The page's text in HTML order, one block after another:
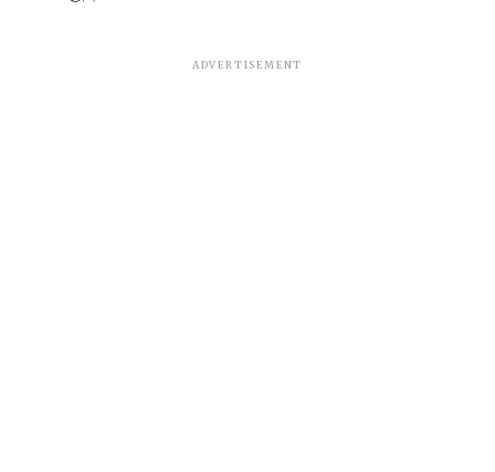
ADVERTISEMENT